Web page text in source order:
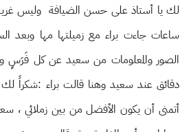
لك يا أستاذ على حسن الضيافة وليس
ساعات جاءت براء مع زميلتها مها وبعد
الصور والمعلومات من سعيد عن كل فَرَسٍ
دقائق عند سعيد وهنا قالت براء :شكراً لك
أتمنى أن يكون الأفضل من بين زملائي ،